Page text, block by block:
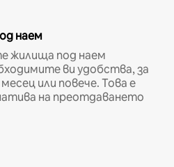
наем
жилища под наем
ви удобства, за
или повече. Това е
на преотдаването